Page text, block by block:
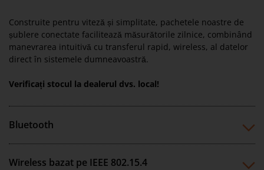
Construite pentru viteză și simplitate, pachetele noastre de
șublere conectate facilitează măsurătorile zilnice, combinând
manevrarea intuitivă cu transferul rapid, wireless, al datelor
direct în sistemele dumneavoastră.
Verificați stocul la dealerul dvs. local!
Bluetooth
Wireless bazat pe IEEE 802.15.4